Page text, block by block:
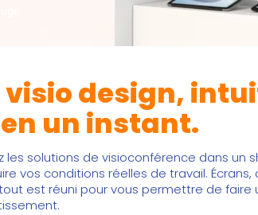
visio design,
un instant.
les solutions de visioconférence dans un
vos conditions réelles de travail. Écrans,
est réuni pour vous permettre de faire